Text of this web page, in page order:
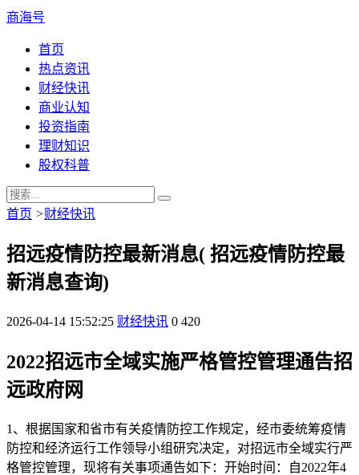
商海号
首页
热点资讯
财经快讯
商业认知
投资指南
理财知识
股权科普
首页 >财经快讯
招远疫情防控最新消息( 招远疫情防控最
新消息查询)
2026-04-14 15:52:25 财经快讯 0 420
2022招远市全域实施严格管控管理通告招
远政府网
1、根据国家和省市有关疫情防控工作规定，经市委统筹疫情
防控和经济运行工作领导小组研究决定，对招远市全域实行严
格管控管理，现将有关事项通告如下：开始时间：自2022年4